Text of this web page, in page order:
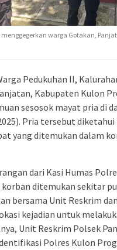
warga Gotakan,
Pedukuhan II,
Kabupaten Kulon
sesosok mayat pria di
Pria tersebut diketahui
yang ditemukan dalam
dari Kasi Humas
korban ditemukan sekitar
bersama Unit Reskrim
kejadian untuk
Unit Reskrim Polsek
Polres Kulon